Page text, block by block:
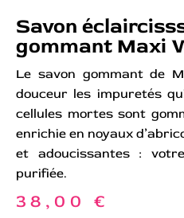
Savon
gommant Maxi
Le savon gommant de
douceur les impuretés
cellules mortes sont
enrichie en noyaux
et adoucissantes :
purifiée.
38,00 €